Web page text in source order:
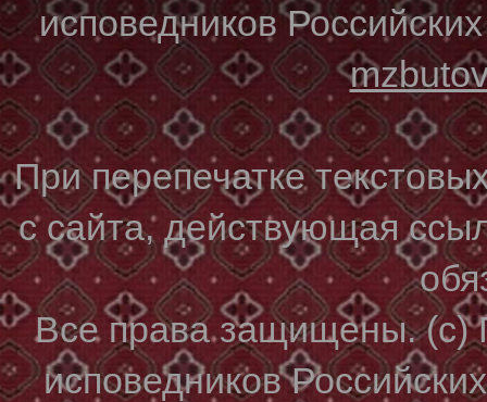
исповедников
При перепечатке
с сайта, действующая
Все права защищены. (с)
исповедников